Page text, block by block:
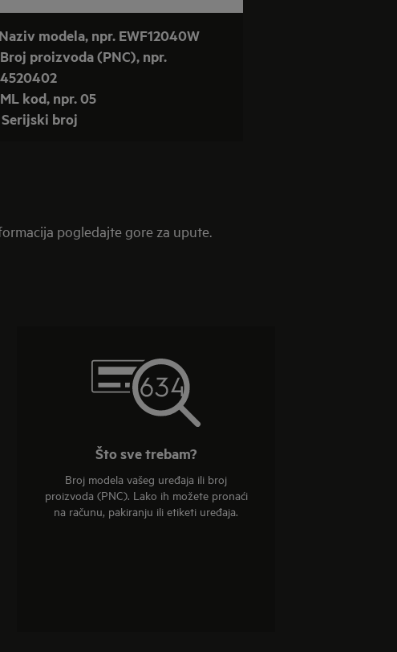
modela, npr. EWF12040W
proizvoda (PNC), npr.
kod, npr. 05
broj
pogledajte gore za upute.
Što sve trebam?
Broj modela vašeg uređaja ili broj
proizvoda (PNC). Lako ih možete pronaći
na računu, pakiranju ili etiketi uređaja.